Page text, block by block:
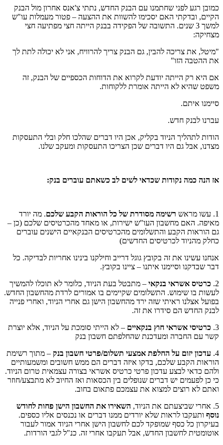
כמובן רגע לפני שחתמנו עם הבנק החדש, נתתי צ'אנס אחרון מול הבנק
הקיים, ובדקתי האם יסכימו להשוות את ההצעה – פטור מעמלות עו"ש
למשך 3 שנים. התשובה של הפקידה בבנק הייתה חצי מפתיעה חצי
מצחיקה:
"מיטל, את צריכה להבין, גם הבנק צריך להרוויח, אני לא יכולה לתת לך
את ההטבה הזו"
אם היא רק הייתה יודעת לקרוא את הדוחות הכספיים של הבנק, זה
משפט שהיא לא הייתה אומרת ללקוחות.
סיימנו איתם.
עברנו לבנק חדש.
הודות לתהליך הניוד בקליק, אכן היו דברים שהלכו חלק ובלי התעסקות
מצדנו, אבל גם היו דברים שכן הצריכו התעסקות ומעקב שלנו.
אז הנה כמה נקודות שכדאי לשים לב כשאתם עוברים בנק:
1. עשו מראש רשימה מסודרת של כל הוראות הקבע שלכם. מה יורד
מאיפה. האם מחשבון העו"ש ישירות, או מאחד מהכרטיסים שלכם (כן –
גם הוראות הקבע והתשלומים מהכרטיסים הבנקאיים הישנים עוברים
כחלק מהניוד לכרטיסים החדשים)
אנחנו עשינו את זה בקובץ גוגל דרייב וחילקנו בינינו אחריות לבדיקה. כל
דבר שבדקנו וסיימנו איתנו – ציינו בקובץ.
2. כרטיס אשראי בנקאי – מתבטל בעת הניוד, כלומר לא תוכלו להמשיך
לעשות בו שימוש. התשלומים שקיימים בו אמורים לרדת מהחשבון החדש.
בפועל אצלנו ראיתי שזה ירד מהחשבון הישן גם אחרי הניוד, ואחרי פנייה
לבנק החדש הם סידרו את זה.
3. כרטיסי אשראי חוץ בנקאיים – לא הייתי סומכת על הניוד, אלא יוצרת
קשר עם החברה ומעדכנת שהחלפתם חשבון בנק
4. עדכון יזום על החלפת אמצעי תשלום/פרטי חשבון בנק – מתוך רשימת
הוראות הקבע שלכם, בדקו איזה דברים הם ממש חשובים ומשמעותיים
ולהם כדאי לבצע עדכון פרטי כרטיס אשראי בצורה עצמאית טרום הניוד.
כי כן לפעמים יש דברים שנופלים בין הכסאות ואז החיוב לא מתבצע/חוזר
ואתם לא רוצים למצוא את עצמכם פתאום בחוב.
5. אחרי שביצעתם את הניוד,
השאירו את החשבון הישן פחות לחודש
נוסף ותעקבו לראות שלא יורדים ממנו דברים או נכנסים אליו כספים.
בעיקרון כל כסף שמופקד לכם לחשבון הישן אחרי הניוד אמור לעבור
אוטומטית לחשבון החדש, אבל תעקבו אחרי זה. כנ"ל לגבי הורדות.